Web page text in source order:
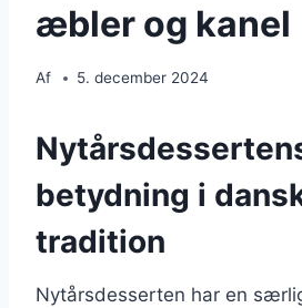
æbler og kanel
Af 5. december 2024
betydning i
tradition
Nytårsdesserten har en